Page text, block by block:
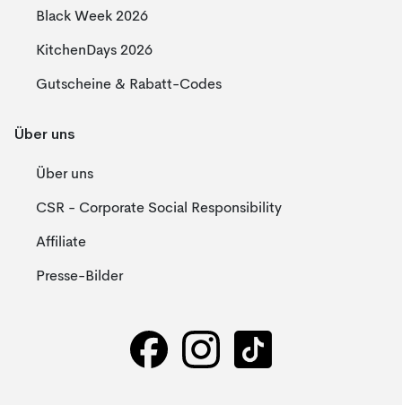
Black Week 2026
KitchenDays 2026
Gutscheine & Rabatt-Codes
Über uns
Über uns
CSR - Corporate Social Responsibility
Affiliate
Presse-Bilder